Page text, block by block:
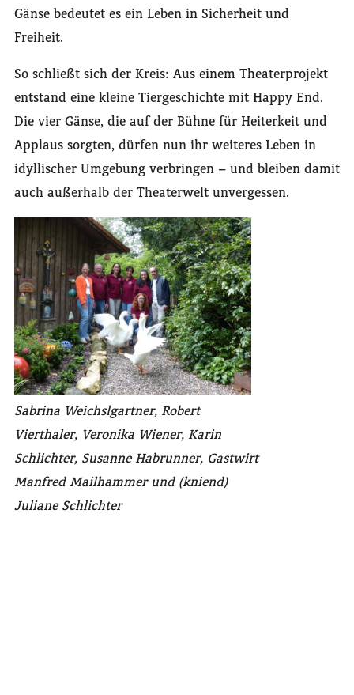
Gänse bedeutet es ein Leben in Sicherheit und
Freiheit.
So schließt sich der Kreis: Aus einem Theaterprojekt
entstand eine kleine Tiergeschichte mit Happy End.
Die vier Gänse, die auf der Bühne für Heiterkeit und
Applaus sorgten, dürfen nun ihr weiteres Leben in
idyllischer Umgebung verbringen – und bleiben damit
auch außerhalb der Theaterwelt unvergessen.
Sabrina Weichslgartner, Robert
Vierthaler, Veronika Wiener, Karin
Schlichter, Susanne Habrunner, Gastwirt
Manfred Mailhammer und (kniend)
Juliane Schlichter